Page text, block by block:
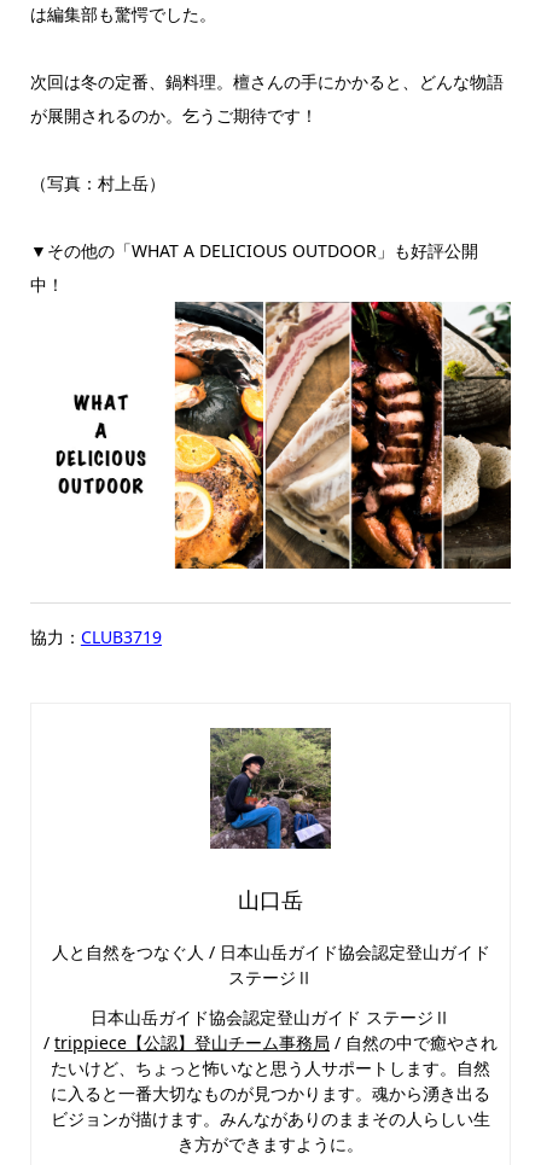
は編集部も驚愕でした。
次回は冬の定番、鍋料理。檀さんの手にかかると、どんな物語
が展開されるのか。乞うご期待です！
（写真：村上岳）
▼その他の「WHAT A DELICIOUS OUTDOOR」も好評公開
中！
協力： CLUB3719
山口岳
人と自然をつなぐ人 / 日本山岳ガイド協会認定登山ガイド
ステージⅡ
日本山岳ガイド協会認定登山ガイド ステージⅡ
/ trippiece【公認】登山チーム事務局 / 自然の中で癒やされ
たいけど、ちょっと怖いなと思う人サポートします。自然
に入ると一番大切なものが見つかります。魂から湧き出る
ビジョンが描けます。みんながありのままその人らしい生
き方ができますように。